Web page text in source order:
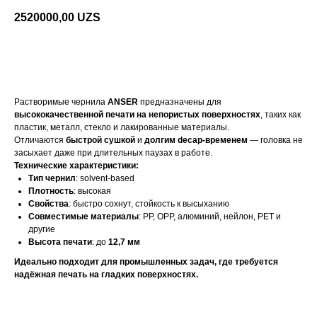
2520000,00 UZS
Растворимые чернила ANSER предназначены для
высококачественной печати на непористых поверхностях, таких как
пластик, металл, стекло и лакированные материалы.
Отличаются быстрой сушкой и долгим decap-временем — головка не
засыхает даже при длительных паузах в работе.
Технические характеристики:
Тип чернил: solvent-based
Плотность: высокая
Свойства: быстро сохнут, стойкость к высыханию
Совместимые материалы: PP, OPP, алюминий, нейлон, PET и
другие
Высота печати: до 12,7 мм
Идеально подходит для промышленных задач, где требуется
надёжная печать на гладких поверхностях.